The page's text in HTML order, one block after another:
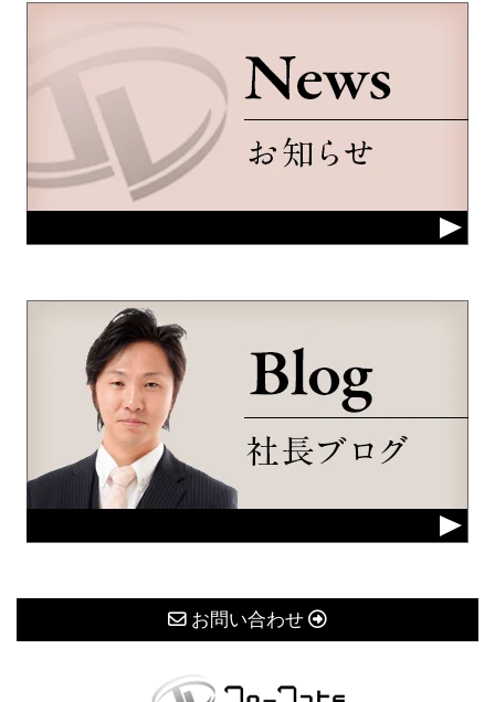
お問い合わせ